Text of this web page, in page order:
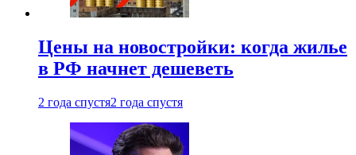
Цены на новостройки: когда жилье
в РФ начнет дешеветь
2 года спустя2 года спустя